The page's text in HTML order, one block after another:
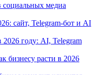
социальных медиа
сайт, Telegram-бот и AI
году: AI, Telegram
бизнесу расти в 2026